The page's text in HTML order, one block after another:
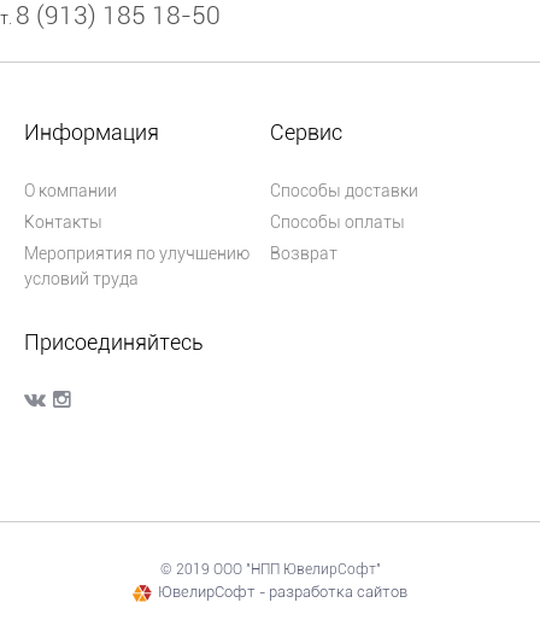
т. 8 (913) 185 18-50
Информация
О компании
Контакты
Мероприятия по улучшению
условий труда
Сервис
Способы доставки
Способы оплаты
Возврат
Присоединяйтесь
© 2019 ООО "НПП ЮвелирСофт"
ЮвелирСофт - разработка сайтов